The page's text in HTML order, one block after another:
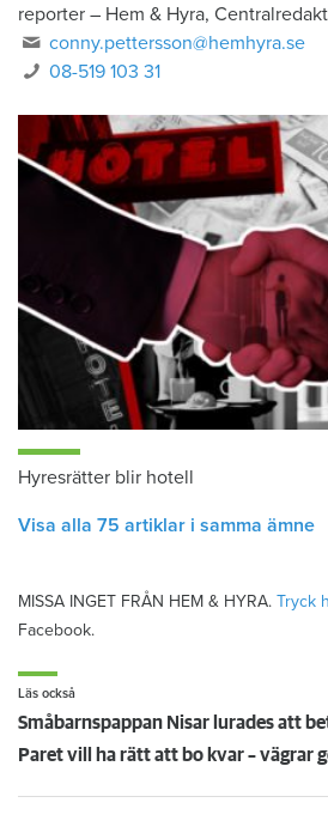
reporter – Hem & Hyra,
conny.pettersson@hemhyra.se
08-519 103 31
Hyresrätter blir hotell
Visa alla 75 artiklar i samma ämne
MISSA INGET FRÅN HEM & HYRA. Tryck
Facebook.
Läs också